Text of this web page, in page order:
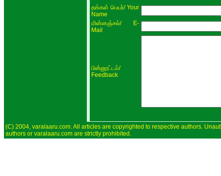
தங்கள் பெயர்/ Your
Name
மின்னஞ்சல்/ E-
Mail
பின்னூட்டம்/
Feedback
(C) 2004, varalaaru.com. All articles are copyrighted to respective authors.
authors or varalaaru.com are strictly prohibited.